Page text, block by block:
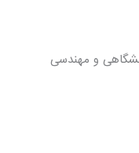
و مهندسی